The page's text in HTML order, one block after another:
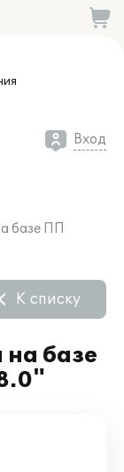
Вход
базе ПП
на базе
К списку